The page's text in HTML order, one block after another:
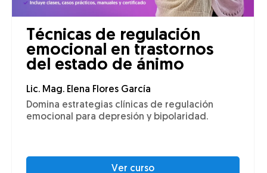
Técnicas de regulación
emocional en trastornos
del estado de ánimo
Lic. Mag. Elena Flores García
Domina estrategias clínicas de regulación
emocional para depresión y bipolaridad.
Ver curso